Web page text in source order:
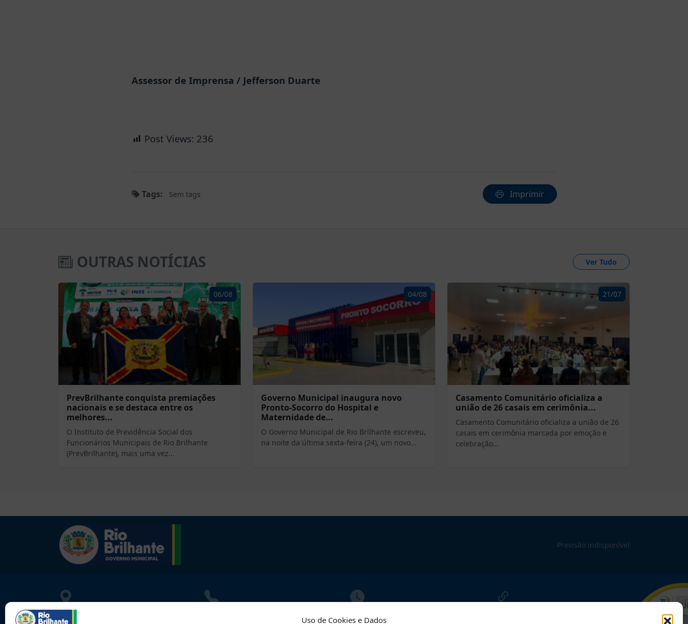
Uso de Cookies e Dados
Assessor de Imprensa / Jefferson Duarte
Post Views: 236
Tags: Sem tags Imprimir
OUTRAS NOTÍCIAS Ver Tudo
06/08
PrevBrilhante conquista premiações
nacionais e se destaca entre os
melhores...
O Instituto de Previdência Social dos
Funcionários Municipais de Rio Brilhante
(PrevBrilhante), mais uma vez...
04/08
Governo Municipal inaugura novo
Pronto-Socorro do Hospital e
Maternidade de...
O Governo Municipal de Rio Brilhante escreveu,
na noite da última sexta-feira (24), um novo...
21/07
Casamento Comunitário oficializa a
união de 26 casais em cerimônia...
Casamento Comunitário oficializa a união de 26
casais em cerimônia marcada por emoção e
celebração...
Previsão indisponível
LOCALIZAÇÃO ATENDIMENTO